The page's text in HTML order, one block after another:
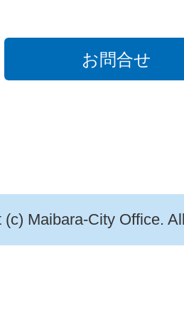
お問合せ
(c) Maibara-City Office.